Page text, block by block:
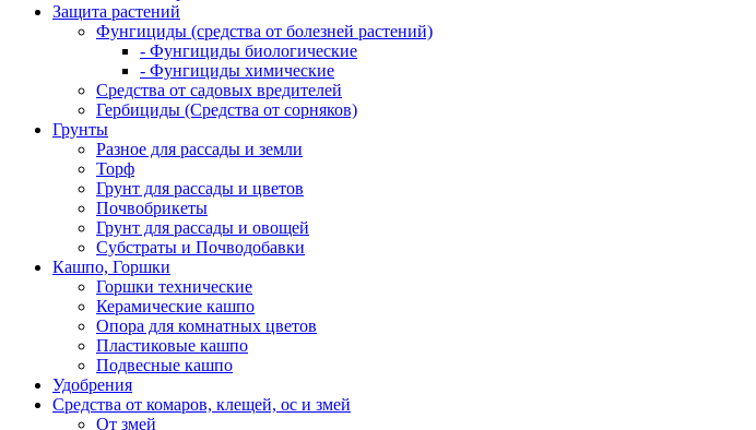
Защита растений
Фунгициды (средства от болезней растений)
- Фунгициды биологические
- Фунгициды химические
Средства от садовых вредителей
Гербициды (Средства от сорняков)
Грунты
Разное для рассады и земли
Торф
Грунт для рассады и цветов
Почвобрикеты
Грунт для рассады и овощей
Субстраты и Почводобавки
Кашпо, Горшки
Горшки технические
Керамические кашпо
Опора для комнатных цветов
Пластиковые кашпо
Подвесные кашпо
Удобрения
Средства от комаров, клещей, ос и змей
От змей